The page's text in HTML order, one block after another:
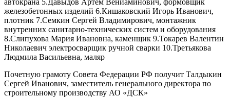
железобетонных изделий 6.Кишаковский Игорь Иванович,
плотник 7.Семкин Сергей Владимирович, монтажник
внутренних санитарно-технических систем и оборудования
8.Слипухова Мария Ивановна, каменщик 9.Токарев Валентин
Николаевич электросварщик ручной сварки 10.Третьякова
Людмила Васильевна, маляр
Почетную грамоту Совета Федерации РФ получит Талдыкин
Сергей Иванович, заместитель генерального директора по
строительному производству АО «ДСК»